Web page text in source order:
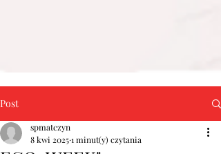
Post
spmatczyn
8 kwi 20251 minut(y) czytania